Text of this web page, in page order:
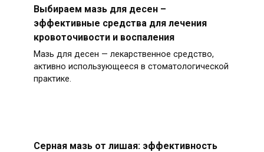
Выбираем мазь для десен –
эффективные средства для лечения
кровоточивости и воспаления
Мазь для десен — лекарственное средство,
активно использующееся в стоматологической
практике.
Серная мазь от лишая: эффективность